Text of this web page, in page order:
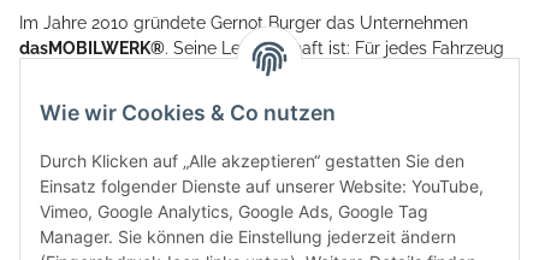
Im Jahre 2010 gründete Gernot Burger das Unternehmen
dasMOBILWERK®. Seine Leidenschaft ist: Für jedes Fahrzeug
ein Car Cover anzubieten - passgenau und individuell.
Aufgrund der vielen positiven Kundenrückmeldungen kamen
weitere Produkte, wie Reifenschuhe, Hardtopständer hinzu.
Seine Reifenschoner werden in Deutschland produziert und
sind mit hochwertigen Techniken und Materialien gefertigt.
dasMOBILWERK® ist seit der Gründung ein
Familienunternehmen, welches sich seit 2010 auf
Wie wir Cookies & Co nutzen
Durch Klicken auf „Alle akzeptieren“ gestatten Sie den
Einsatz folgender Dienste auf unserer Website: YouTube,
Vimeo, Google Analytics, Google Ads, Google Tag
Manager. Sie können die Einstellung jederzeit ändern